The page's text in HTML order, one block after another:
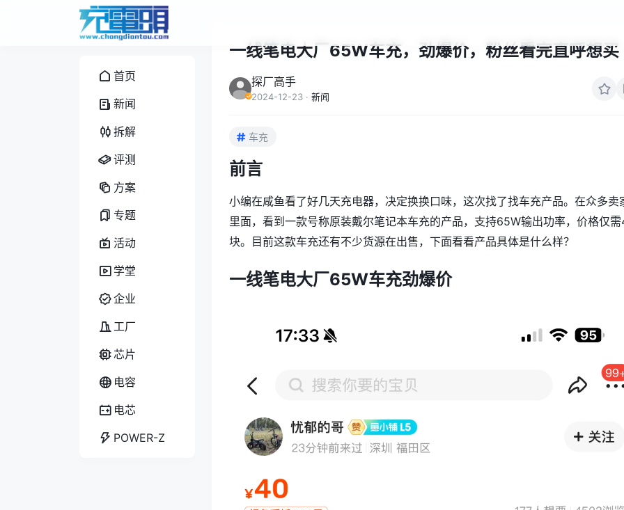
首页
新闻
拆解
评测
方案
专题
活动
学堂
企业
工厂
芯片
电容
电芯
POWER-Z
一线笔电大厂65W车充，劲爆价，粉丝看完直呼想买
探厂高手
2024-12-23 · 新闻
车充
前言
小编在咸鱼看了好几天充电器，决定换换口味，这次找了找车充产品。在众多卖
里面，看到一款号称原装戴尔笔记本车充的产品，支持65W输出功率，价格仅
块。目前这款车充还有不少货源在出售，下面看看产品具体是什么样？
一线笔电大厂65W车充劲爆价